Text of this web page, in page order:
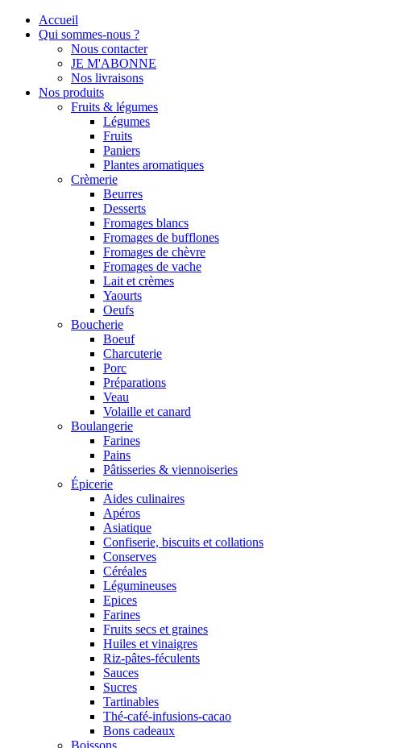
Accueil
Qui sommes-nous ?
Nous contacter
JE M'ABONNE
Nos livraisons
Nos produits
Fruits & légumes
Légumes
Fruits
Paniers
Plantes aromatiques
Crèmerie
Beurres
Desserts
Fromages blancs
Fromages de bufflones
Fromages de chèvre
Fromages de vache
Lait et crèmes
Yaourts
Oeufs
Boucherie
Boeuf
Charcuterie
Porc
Préparations
Veau
Volaille et canard
Boulangerie
Farines
Pains
Pâtisseries & viennoiseries
Épicerie
Aides culinaires
Apéros
Asiatique
Confiserie, biscuits et collations
Conserves
Céréales
Légumineuses
Epices
Farines
Fruits secs et graines
Huiles et vinaigres
Riz-pâtes-féculents
Sauces
Sucres
Tartinables
Thé-café-infusions-cacao
Bons cadeaux
Boissons